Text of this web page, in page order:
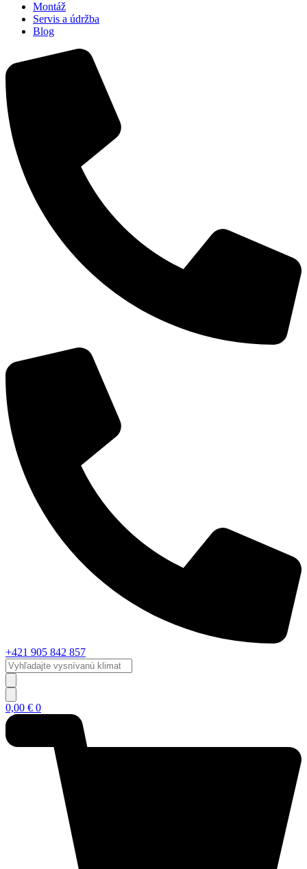
Montáž
Servis a údržba
Blog
+421 905 842 857
Vyhľadajte
vysnívanú
klimatizáciu...
0,00 € 0